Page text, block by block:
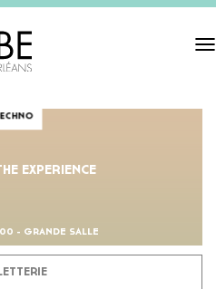
EXPERIENCE
- GRANDE SALLE